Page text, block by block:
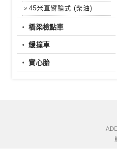
45米直臂輪式 (柴油)
‧橋梁檢點車
‧緩撞車
‧實心胎